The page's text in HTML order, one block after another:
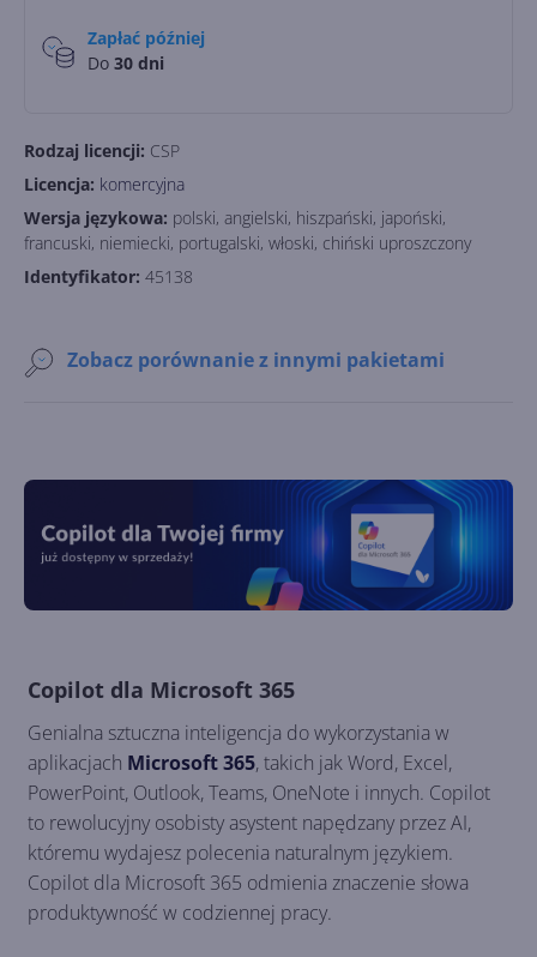
Zapłać później
Do 30 dni
Rodzaj licencji: CSP
Licencja: komercyjna
Wersja językowa: polski, angielski, hiszpański, japoński,
francuski, niemiecki, portugalski, włoski, chiński uproszczony
Identyfikator: 45138
Zobacz porównanie z innymi pakietami
Copilot dla Microsoft 365
Genialna sztuczna inteligencja do wykorzystania w
aplikacjach Microsoft 365, takich jak Word, Excel,
PowerPoint, Outlook, Teams, OneNote i innych. Copilot
to rewolucyjny osobisty asystent napędzany przez AI,
któremu wydajesz polecenia naturalnym językiem.
Copilot dla Microsoft 365 odmienia znaczenie słowa
produktywność w codziennej pracy.